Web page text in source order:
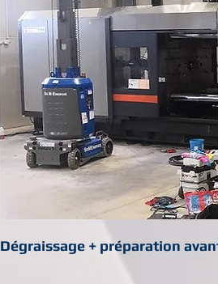
Dégraissage + préparation